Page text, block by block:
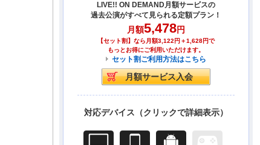
LIVE!! ON DEMAND月額サービスの
過去公演がすべて見られる定額プラン！
月額5,478円
【セット割】なら月額3,122円＋1,628円で
もっとお得にご利用いただけます。
セット割ご利用方法はこちら
対応デバイス（クリックで詳細表示）